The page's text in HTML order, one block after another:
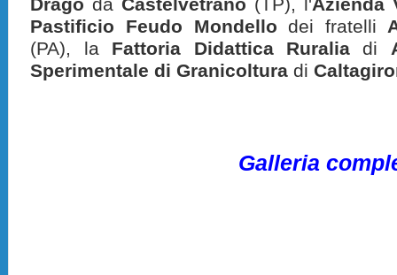
Pastificio Feudo Mondello dei fratelli
(PA), la Fattoria Didattica Ruraliadi
Sperimentale di Granicoltura di
Galleria